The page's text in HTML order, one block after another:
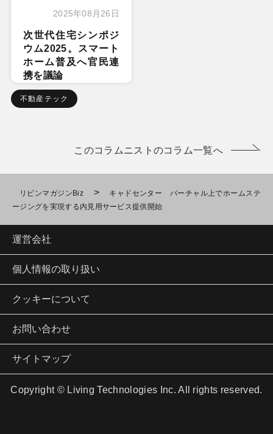
2025年08月26日
次世代住宅シンポジ
ウム2025。スマート
ホーム普及へ官民連
携を議論
不動産テック
このコラムニストのコラム一覧へ
リビンマガジンBiz >
キャドセンター バーチャル上でホームステ
ージングを実現する内見用サービス提供開始
運営会社
個人情報の取り扱い
クッキーについて
お問い合わせ
サイトマップ
Copyright © Living Technologies Inc. All rights reserved.